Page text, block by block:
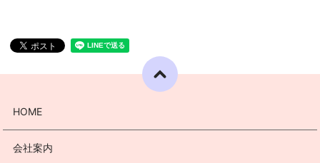
HOME
会社案内